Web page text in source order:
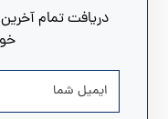
دریافت تمام